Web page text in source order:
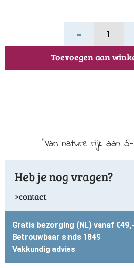
-
Bonusan
Toevoegen aan
Van nature rijk aan
Heb je nog vragen?
contact
Gratis bezorging (NL) vanaf €49,-
Betrouwbaar sinds 1849
Vakkundig advies